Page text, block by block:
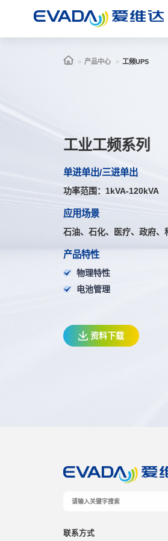
产品中心 工频UPS
工业工频系列
单进单出/三进单出
功率范围：1kVA-120kVA
应用场景
石油、石化、医疗、政府、
产品特性
物理特性
电池管理
资料下载
联系方式